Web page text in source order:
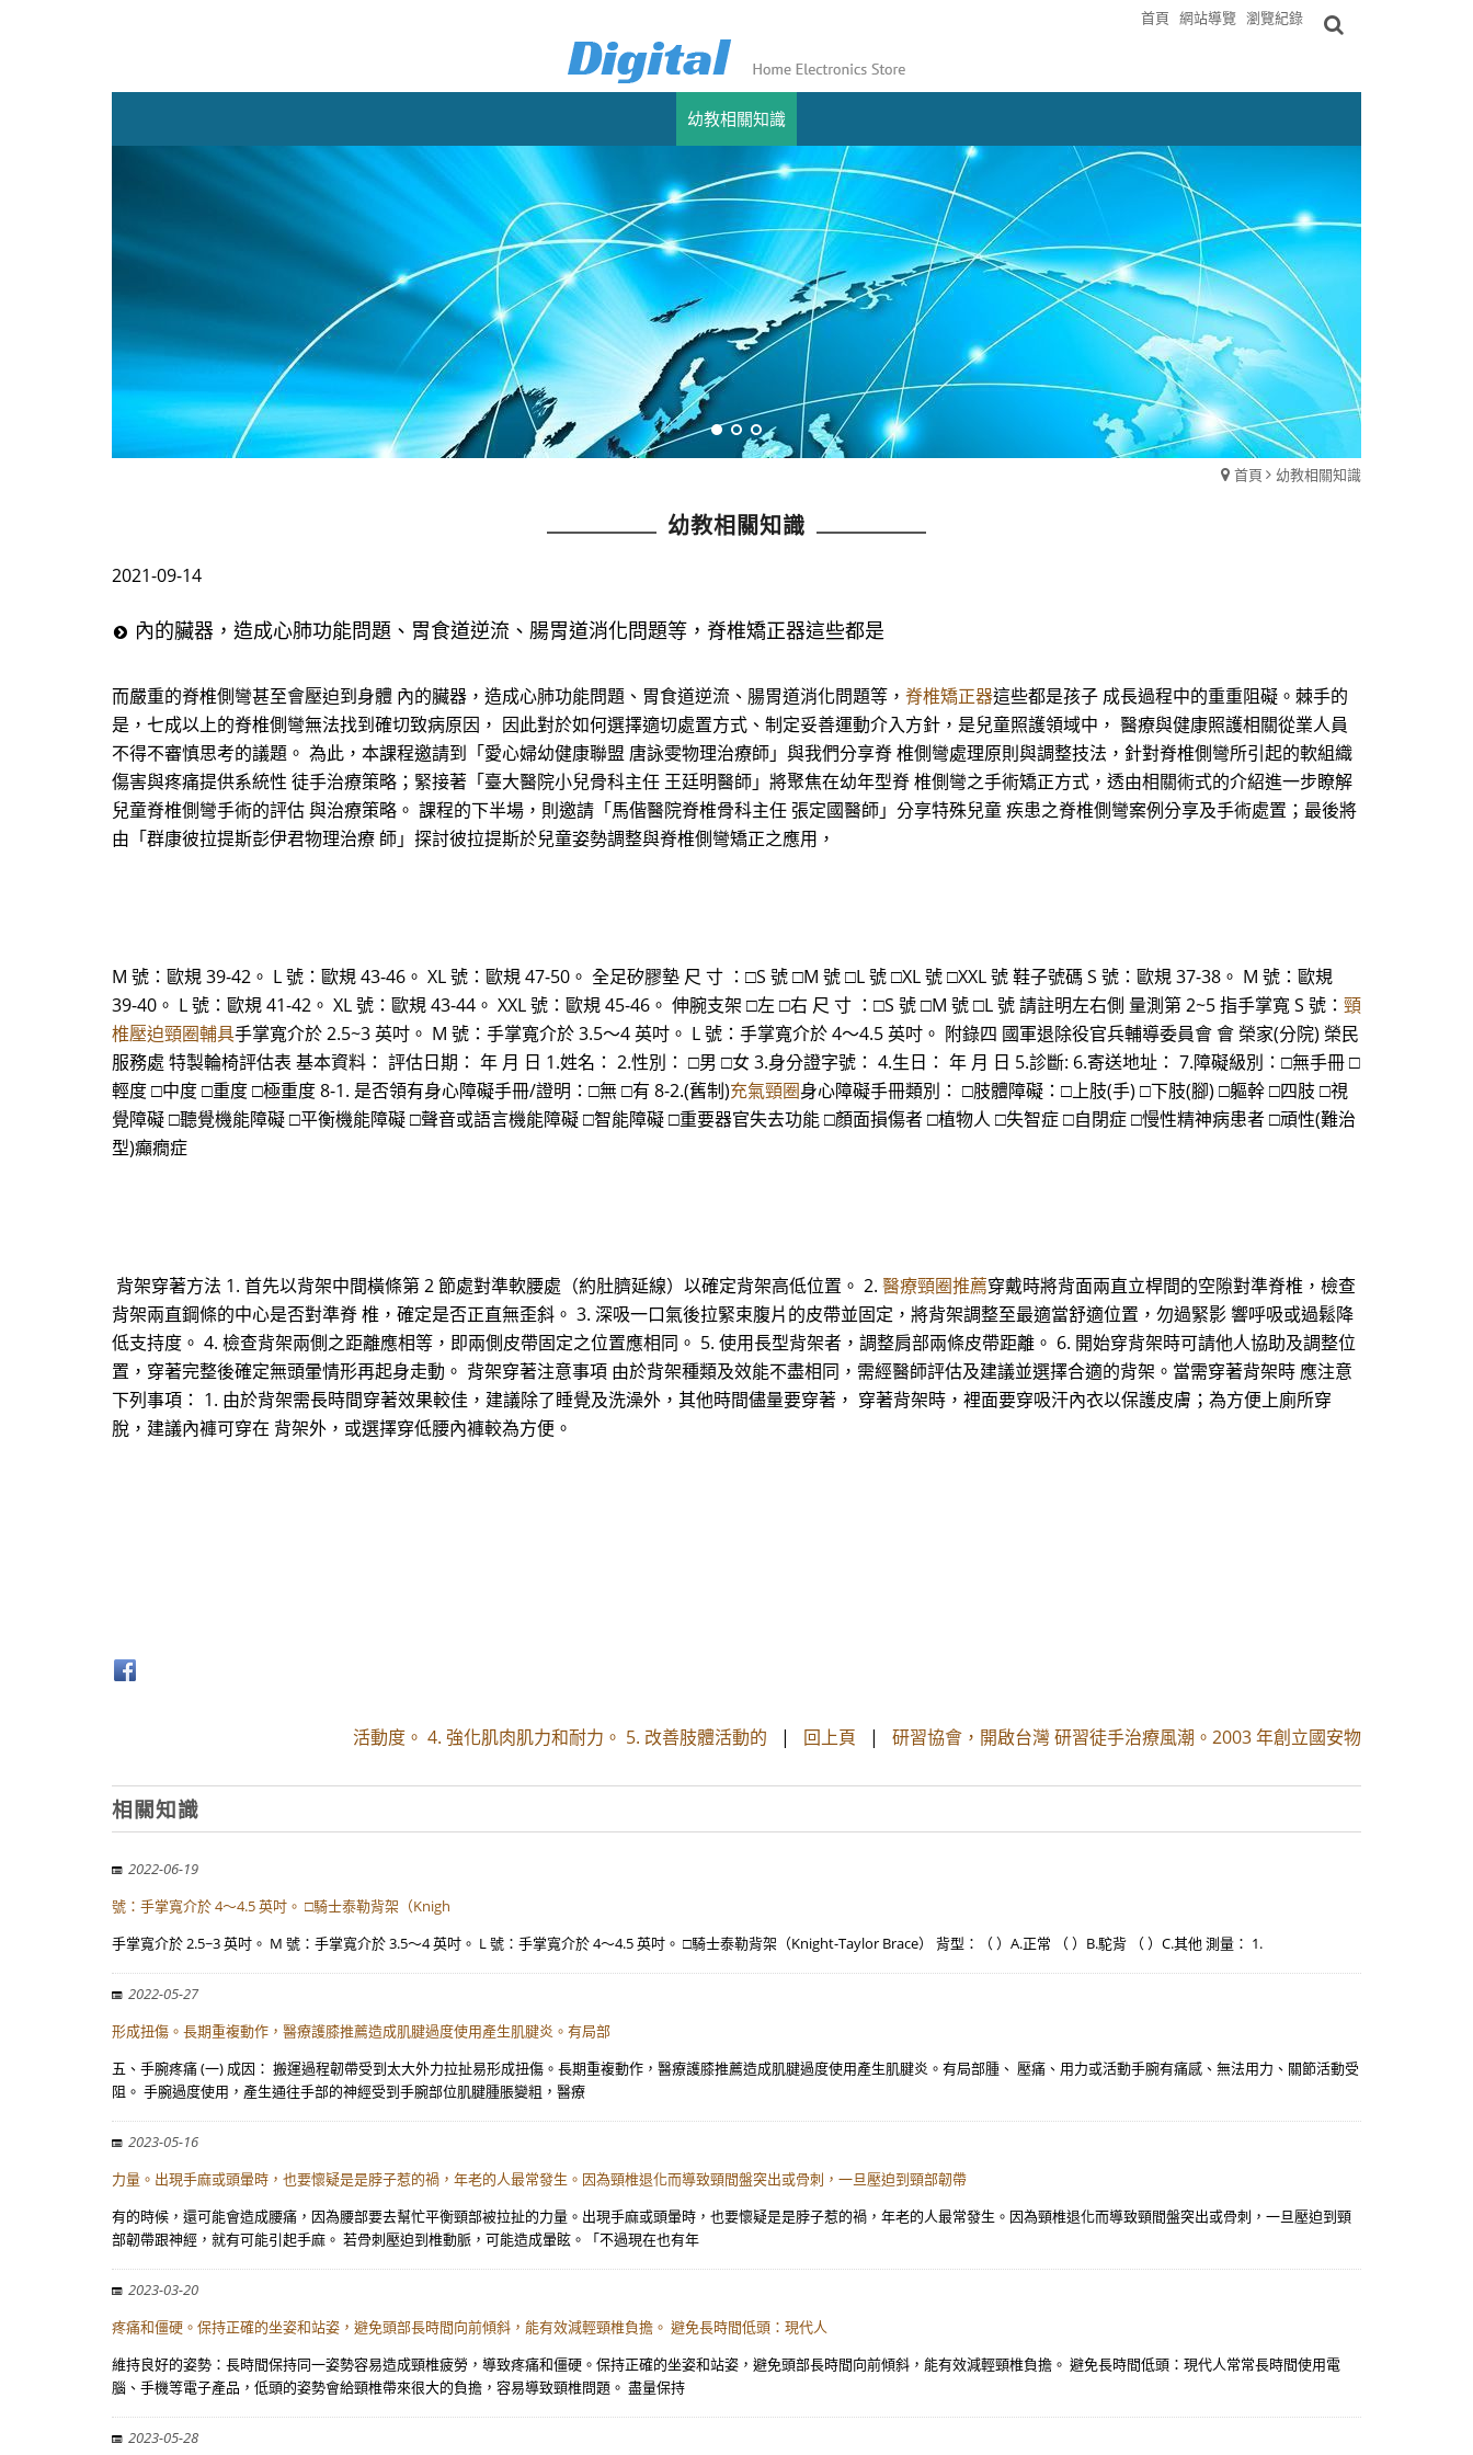
首頁 網站導覽 瀏覽紀錄
幼教相關知識
首頁 幼教相關知識
幼教相關知識
2021-09-14
內的臟器，造成心肺功能問題、胃食道逆流、腸胃道消化問題等，脊椎矯正器這些都是
而嚴重的脊椎側彎甚至會壓迫到身體 內的臟器，造成心肺功能問題、胃食道逆流、腸胃道消化問題等， 脊椎矯正器這些都是孩子 成長過程中的重重阻礙。棘手的
是，七成以上的脊椎側彎無法找到確切致病原因， 因此對於如何選擇適切處置方式、制定妥善運動介入方針，是兒童照護領域中， 醫療與健康照護相關從業人員
不得不審慎思考的議題。 為此，本課程邀請到「愛心婦幼健康聯盟 唐詠雯物理治療師」與我們分享脊 椎側彎處理原則與調整技法，針對脊椎側彎所引起的軟組織
傷害與疼痛提供系統性 徒手治療策略；緊接著「臺大醫院小兒骨科主任 王廷明醫師」將聚焦在幼年型脊 椎側彎之手術矯正方式，透由相關術式的介紹進一步瞭解
兒童脊椎側彎手術的評估 與治療策略。 課程的下半場，則邀請「馬偕醫院脊椎骨科主任 張定國醫師」分享特殊兒童 疾患之脊椎側彎案例分享及手術處置；最後將
由「群康彼拉提斯彭伊君物理治療 師」探討彼拉提斯於兒童姿勢調整與脊椎側彎矯正之應用，
M 號：歐規 39-42。 L 號：歐規 43-46。 XL 號：歐規 47-50。 全足矽膠墊 尺 寸 ：□S 號 □M 號 □L 號 □XL 號 □XXL 號 鞋子號碼 S 號：歐規 37-38。 M 號：歐規
39-40。 L 號：歐規 41-42。 XL 號：歐規 43-44。 XXL 號：歐規 45-46。 伸腕支架 □左 □右 尺 寸 ：□S 號 □M 號 □L 號 請註明左右側 量測第 2~5 指手掌寬 S 號： 頸
椎壓迫頸圈輔具手掌寬介於 2.5~3 英吋。 M 號：手掌寬介於 3.5～4 英吋。 L 號：手掌寬介於 4～4.5 英吋。 附錄四 國軍退除役官兵輔導委員會 會 榮家(分院) 榮民
服務處 特製輪椅評估表 基本資料： 評估日期： 年 月 日 1.姓名： 2.性別： □男 □女 3.身分證字號： 4.生日： 年 月 日 5.診斷: 6.寄送地址： 7.障礙級別：□無手冊 □
輕度 □中度 □重度 □極重度 8-1. 是否領有身心障礙手冊/證明：□無 □有 8-2.(舊制)充氣頸圈身心障礙手冊類別： □肢體障礙：□上肢(手) □下肢(腳) □軀幹 □四肢 □視
覺障礙 □聽覺機能障礙 □平衡機能障礙 □聲音或語言機能障礙 □智能障礙 □重要器官失去功能 □顏面損傷者 □植物人 □失智症 □自閉症 □慢性精神病患者 □頑性(難治
型)癲癇症
背架穿著方法 1. 首先以背架中間橫條第 2 節處對準軟腰處（約肚臍延線）以確定背架高低位置。 2. 醫療頸圈推薦穿戴時將背面兩直立桿間的空隙對準脊椎，檢查
背架兩直鋼條的中心是否對準脊 椎，確定是否正直無歪斜。 3. 深吸一口氣後拉緊束腹片的皮帶並固定，將背架調整至最適當舒適位置，勿過緊影 響呼吸或過鬆降
低支持度。 4. 檢查背架兩側之距離應相等，即兩側皮帶固定之位置應相同。 5. 使用長型背架者，調整肩部兩條皮帶距離。 6. 開始穿背架時可請他人協助及調整位
置，穿著完整後確定無頭暈情形再起身走動。 背架穿著注意事項 由於背架種類及效能不盡相同，需經醫師評估及建議並選擇合適的背架。當需穿著背架時 應注意
下列事項： 1. 由於背架需長時間穿著效果較佳，建議除了睡覺及洗澡外，其他時間儘量要穿著， 穿著背架時，裡面要穿吸汗內衣以保護皮膚；為方便上廁所穿
脫，建議內褲可穿在 背架外，或選擇穿低腰內褲較為方便。
活動度。 4. 強化肌肉肌力和耐力。 5. 改善肢體活動的 | 回上頁 | 研習協會，開啟台灣 研習徒手治療風潮。2003 年創立國安物
相關知識
2022-06-19
號：手掌寬介於 4～4.5 英吋。 □騎士泰勒背架（Knigh
手掌寬介於 2.5~3 英吋。 M 號：手掌寬介於 3.5～4 英吋。 L 號：手掌寬介於 4～4.5 英吋。 □騎士泰勒背架（Knight-Taylor Brace） 背型：（ ）A.正常 （ ）B.駝背 （ ）C.其他 測量： 1.
2022-05-27
形成扭傷。長期重複動作，醫療護膝推薦造成肌腱過度使用產生肌腱炎。有局部
五、手腕疼痛 (一) 成因： 搬運過程韌帶受到太大外力拉扯易形成扭傷。長期重複動作，醫療護膝推薦造成肌腱過度使用產生肌腱炎。有局部腫、 壓痛、用力或活動手腕有痛感、無法用力、關節活動受
阻。 手腕過度使用，產生通往手部的神經受到手腕部位肌腱腫脹變粗，醫療
2023-05-16
力量。出現手麻或頭暈時，也要懷疑是是脖子惹的禍，年老的人最常發生。因為頸椎退化而導致頸間盤突出或骨刺，一旦壓迫到頸部韌帶
有的時候，還可能會造成腰痛，因為腰部要去幫忙平衡頸部被拉扯的力量。出現手麻或頭暈時，也要懷疑是是脖子惹的禍，年老的人最常發生。因為頸椎退化而導致頸間盤突出或骨刺，一旦壓迫到頸
部韌帶跟神經，就有可能引起手麻。 若骨刺壓迫到椎動脈，可能造成暈眩。「不過現在也有年
2023-03-20
疼痛和僵硬。保持正確的坐姿和站姿，避免頭部長時間向前傾斜，能有效減輕頸椎負擔。 避免長時間低頭：現代人
維持良好的姿勢：長時間保持同一姿勢容易造成頸椎疲勞，導致疼痛和僵硬。保持正確的坐姿和站姿，避免頭部長時間向前傾斜，能有效減輕頸椎負擔。 避免長時間低頭：現代人常常長時間使用電
腦、手機等電子產品，低頭的姿勢會給頸椎帶來很大的負擔，容易導致頸椎問題。 盡量保持
2023-05-28